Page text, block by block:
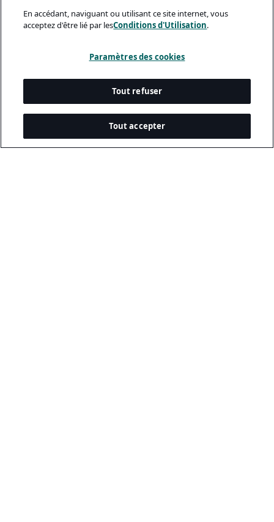
En accédant, naviguant ou utilisant ce site internet, vous
acceptez d'être lié par lesConditions d'Utilisation.
Paramètres des cookies
Tout refuser
Tout accepter